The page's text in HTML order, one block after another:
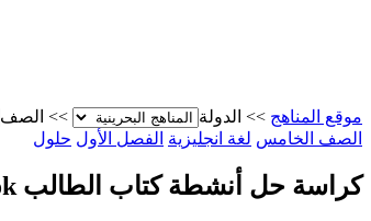
موقع المناهج >> الدولة >> الصف
الصف الخامس لغة انجليزية الفصل الأول حلول
كراسة حل أنشطة كتاب الطالب workbook